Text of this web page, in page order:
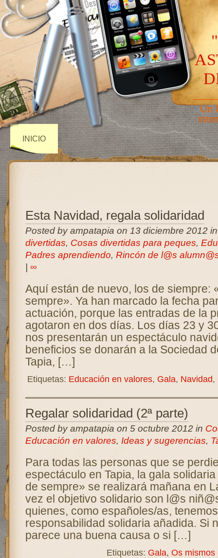
Un
INICIO
Esta Navidad, regala solidaridad
Posted by ampatapia on 13 diciembre 2012
divertidas, Cosas divertidas para peques,
Padres aprendiendo, Rincón de l@s
∞
Aquí están de nuevo, los de siempre:
sempre». Ya han marcado la fecha
actuación, porque las entradas de la
agotaron en dos días. Los días 23 y
nos presentarán un espectáculo
beneficios se donarán a la Sociedad
Tapia, […]
Etiquetas: Educación en valores, Gala, Navidad,
Regalar solidaridad (2ª parte)
Posted by ampatapia on 5 octubre 2012 in
Educación en valores, Ideas y sugerencias,
Para todas las personas que se
espectáculo en Tapia, la gala
de sempre» se realizará mañana en
vez el objetivo solidario son l@s
quienes, como españoles/as,
responsabilidad solidaria añadida. Si
parece una buena causa o si […]
Etiquetas: Gala, Os mismos